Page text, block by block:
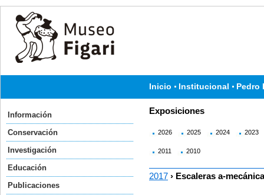
Inicio Institucional Pedro
Información
Conservación
Investigación
Educación
Publicaciones
Exposiciones
2026 2025 2024 2023
2011 2010
2017 › Escaleras a-